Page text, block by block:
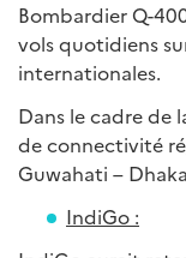
Bombardier Q-
vols quotidiens
internationales.
Dans le cadre de
de connectivité
Guwahati –
IndiGo :